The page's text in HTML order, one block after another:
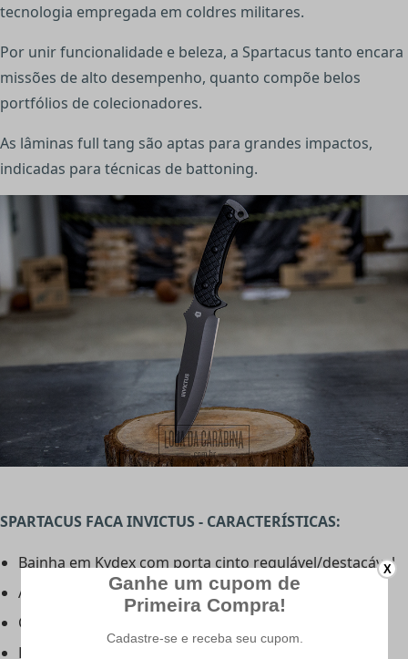
tecnologia empregada em coldres militares.
Por unir funcionalidade e beleza, a Spartacus tanto encara
missões de alto desempenho, quanto compõe belos
portfólios de colecionadores.
As lâminas full tang são aptas para grandes impactos,
indicadas para técnicas de battoning.
SPARTACUS FACA INVICTUS - CARACTERÍSTICAS:
Bainha em Kydex com porta cinto regulável/destacável
Aço inoxidável 420
Cabo com 12 cm, em micarta
Lâmina com 5mm de espessura
X